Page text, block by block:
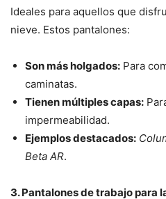
Ideales para aquellos que
nieve. Estos pantalones:
Son más holgados: Para
caminatas.
Tienen múltiples capas:
impermeabilidad.
Ejemplos destacados:
Beta AR.
3. Pantalones de trabajo para